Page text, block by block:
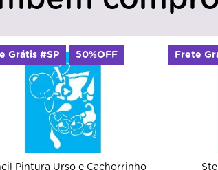
Stencil Pintura Coelha e
Frete Grátis #SP 50%OFF